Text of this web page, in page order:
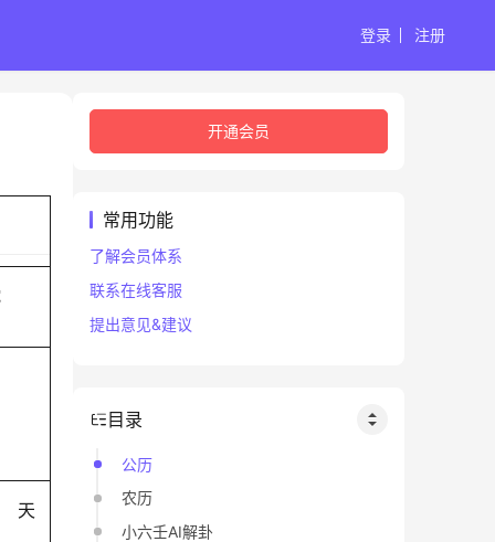
登录 注册
天
开通会员
常用功能
了解会员体系
联系在线客服
提出意见&建议
目录
公历
农历
小六壬AI解卦